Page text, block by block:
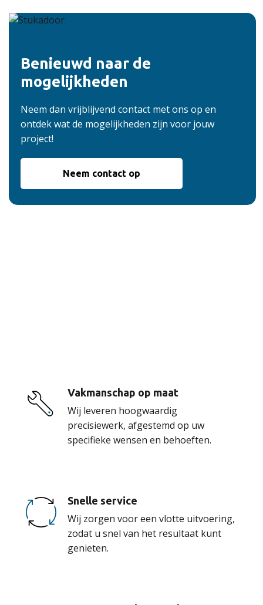
Benieuwd naar de
mogelijkheden
Neem dan vrijblijvend contact met ons op en
ontdek wat de mogelijkheden zijn voor jouw
project!
Neem contact op
Vakmanschap op maat
Wij leveren hoogwaardig
precisiewerk, afgestemd op uw
specifieke wensen en behoeften.
Snelle service
Wij zorgen voor een vlotte uitvoering,
zodat u snel van het resultaat kunt
genieten.